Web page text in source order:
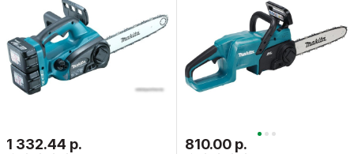
1 332.44 р. 810.00 р.